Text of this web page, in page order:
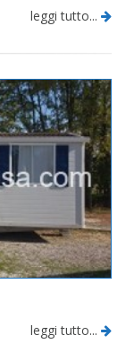
leggi tutto...
leggi tutto...